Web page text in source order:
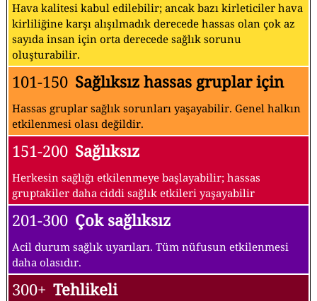
Hava kalitesi kabul edilebilir; ancak bazı kirleticiler hava
kirliliğine karşı alışılmadık derecede hassas olan çok az
sayıda insan için orta derecede sağlık sorunu
oluşturabilir.
101-150 Sağlıksız hassas gruplar için
Hassas gruplar sağlık sorunları yaşayabilir. Genel halkın
etkilenmesi olası değildir.
151-200 Sağlıksız
Herkesin sağlığı etkilenmeye başlayabilir; hassas
gruptakiler daha ciddi sağlık etkileri yaşayabilir
201-300 Çok sağlıksız
Acil durum sağlık uyarıları. Tüm nüfusun etkilenmesi
daha olasıdır.
300+ Tehlikeli